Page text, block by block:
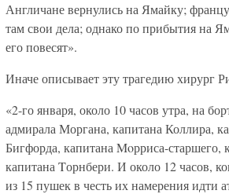
Англичане вернулись на Ямайку;
там свои дела; однако по прибытия на
его повесят».
Иначе описывает эту трагедию хирург
«2-го января, около 10 часов утра, на
адмирала Моргана, капитана Коллира,
Бигфорда, капитана Moрриса-
капитана Tорнбери. И около 12 часов,
из 15 пушек в честь их намерения идти